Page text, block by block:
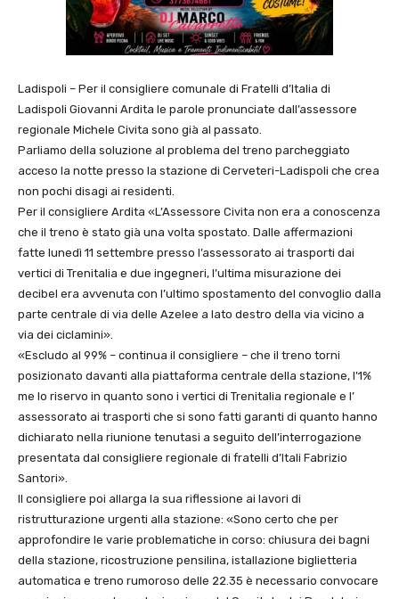
Ladispoli – Per il consigliere comunale di Fratelli d’Italia di
Ladispoli Giovanni Ardita le parole pronunciate dall’assessore
regionale Michele Civita sono già al passato.
Parliamo della soluzione al problema del treno parcheggiato
acceso la notte presso la stazione di Cerveteri-Ladispoli che crea
non pochi disagi ai residenti.
Per il consigliere Ardita «L’Assessore Civita non era a conoscenza
che il treno è stato già una volta spostato. Dalle affermazioni
fatte lunedì 11 settembre presso l’assessorato ai trasporti dai
vertici di Trenitalia e due ingegneri, l’ultima misurazione dei
decibel era avvenuta con l’ultimo spostamento del convoglio dalla
parte centrale di via delle Azelee a lato destro della via vicino a
via dei ciclamini».
«Escludo al 99% – continua il consigliere – che il treno torni
posizionato davanti alla piattaforma centrale della stazione, l’1%
me lo riservo in quanto sono i vertici di Trenitalia regionale e l’
assessorato ai trasporti che si sono fatti garanti di quanto hanno
dichiarato nella riunione tenutasi a seguito dell’interrogazione
presentata dal consigliere regionale di fratelli d’Itali Fabrizio
Santori».
Il consigliere poi allarga la sua riflessione ai lavori di
ristrutturazione urgenti alla stazione: «Sono certo che per
approfondire le varie problematiche in corso: chiusura dei bagni
della stazione, ricostruzione pensilina, istallazione biglietteria
automatica e treno rumoroso delle 22.35 è necessario convocare